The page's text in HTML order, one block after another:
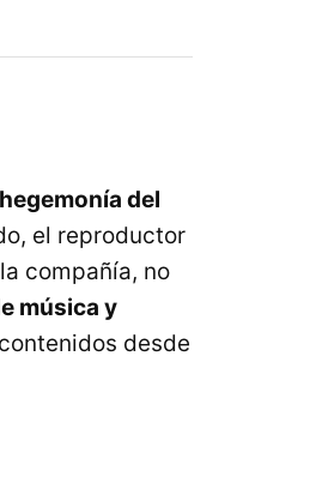
hegemonía del
el reproductor
compañía, no
música y
desde